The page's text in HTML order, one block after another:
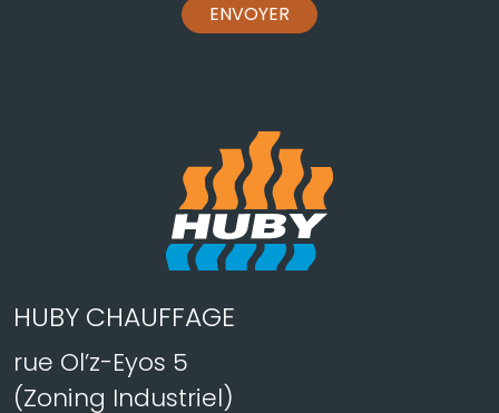
ENVOYER
HUBY CHAUFFAGE
rue Ol’z-Eyos 5
(Zoning Industriel)